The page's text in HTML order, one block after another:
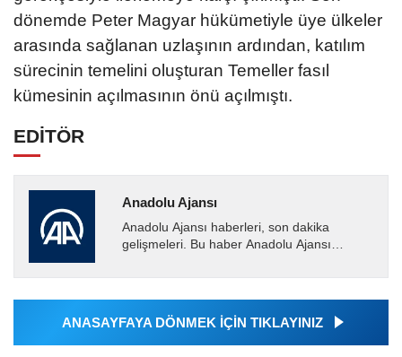
dönemde Peter Magyar hükümetiyle üye ülkeler
arasında sağlanan uzlaşının ardından, katılım
sürecinin temelini oluşturan Temeller fasıl
kümesinin açılmasının önü açılmıştı.
EDİTÖR
Anadolu Ajansı
Anadolu Ajansı haberleri, son dakika
gelişmeleri. Bu haber Anadolu Ajansı
tarafından geçilen tüm...
ANASAYFAYA DÖNMEK İÇİN TIKLAYINIZ